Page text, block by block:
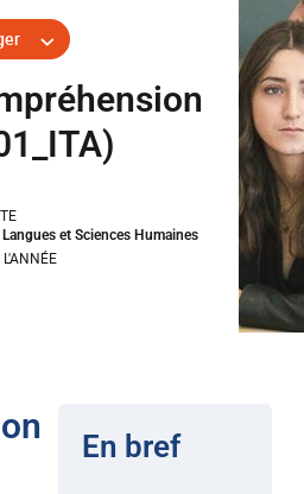
et Sciences Humaines
L'ANNÉE
En bref